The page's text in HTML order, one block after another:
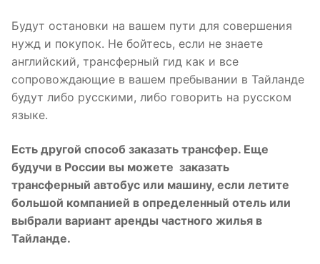
Будут остановки на вашем пути для совершения
нужд и покупок. Не бойтесь, если не знаете
английский, трансферный гид как и все
сопровождающие в вашем пребывании в Тайланде
будут либо русскими, либо говорить на русском
языке.
Есть другой способ заказать трансфер. Еще
будучи в России вы можете заказать
трансферный автобус или машину, если летите
большой компанией в определенный отель или
выбрали вариант аренды частного жилья в
Тайланде.